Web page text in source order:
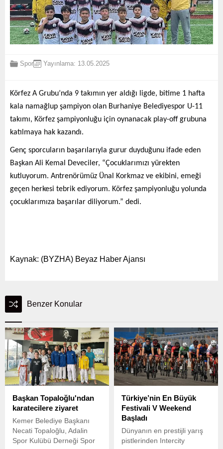
Spor Yayınlama: 13.05.2025
Körfez A Grubu’nda 9 takımın yer aldığı ligde, bitime 1 hafta
kala namağlup şampiyon olan Burhaniye Belediyespor U-11
takımı, Körfez şampiyonluğu için oynanacak play-off grubuna
katılmaya hak kazandı.
Genç sporcuların başarılarıyla gurur duyduğunu ifade eden
Başkan Ali Kemal Deveciler, “Çocuklarımızı yürekten
kutluyorum. Antrenörümüz Ünal Korkmaz ve ekibini, emeği
geçen herkesi tebrik ediyorum. Körfez şampiyonluğu yolunda
çocuklarımıza başarılar diliyorum.” dedi.
Kaynak: (BYZHA) Beyaz Haber Ajansı
Benzer Konular
Başkan Topaloğlu'ndan
karatecilere ziyaret
Kemer Belediye Başkanı
Necati Topaloğlu, Adalin
Spor Kulübü Derneği Spor
Türkiye’nin En Büyük
Festivali V Weekend
Başladı
Dünyanın en prestijli yarış
pistlerinden Intercity